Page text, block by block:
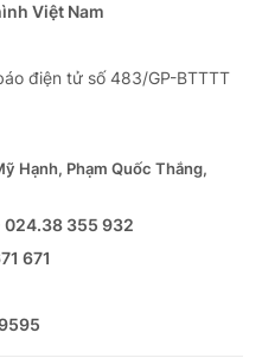
Việt Nam
điện tử số 483/GP-BTTTT
Hạnh, Phạm Quốc Thắng,
355 932
671